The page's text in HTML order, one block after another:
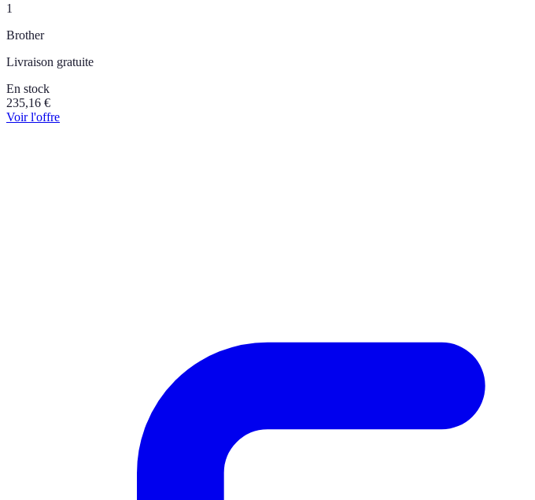
1
Brother
Livraison gratuite
En stock
235,16 €
Voir l'offre